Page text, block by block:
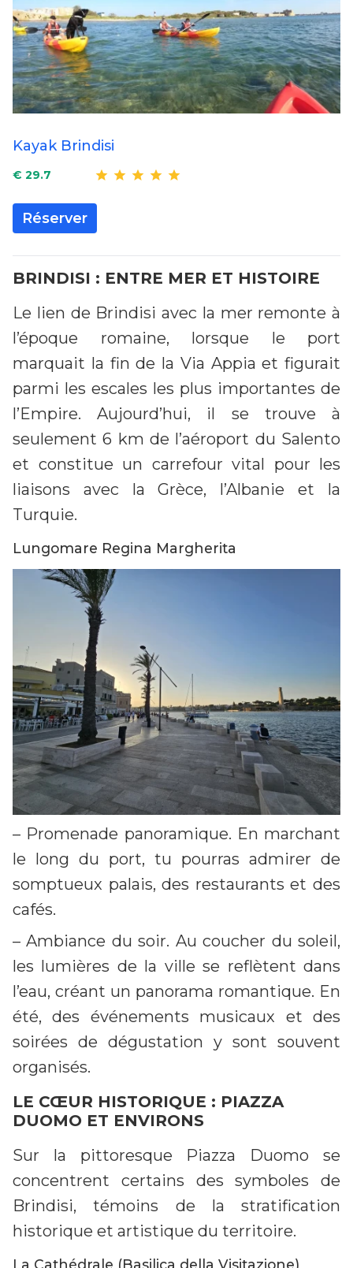
Kayak Brindisi
€ 29.7
Réserver
BRINDISI : ENTRE MER ET HISTOIRE
Le lien de Brindisi avec la mer remonte à
l’époque romaine, lorsque le port
marquait la fin de la Via Appia et figurait
parmi les escales les plus importantes de
l’Empire. Aujourd’hui, il se trouve à
seulement 6 km de l’aéroport du Salento
et constitue un carrefour vital pour les
liaisons avec la Grèce, l’Albanie et la
Turquie.
Lungomare Regina Margherita
– Promenade panoramique. En marchant
le long du port, tu pourras admirer de
somptueux palais, des restaurants et des
cafés.
– Ambiance du soir. Au coucher du soleil,
les lumières de la ville se reflètent dans
l’eau, créant un panorama romantique. En
été, des événements musicaux et des
soirées de dégustation y sont souvent
organisés.
LE CŒUR HISTORIQUE : PIAZZA
DUOMO ET ENVIRONS
Sur la pittoresque Piazza Duomo se
concentrent certains des symboles de
Brindisi, témoins de la stratification
historique et artistique du territoire.
La Cathédrale (Basilica della Visitazione)